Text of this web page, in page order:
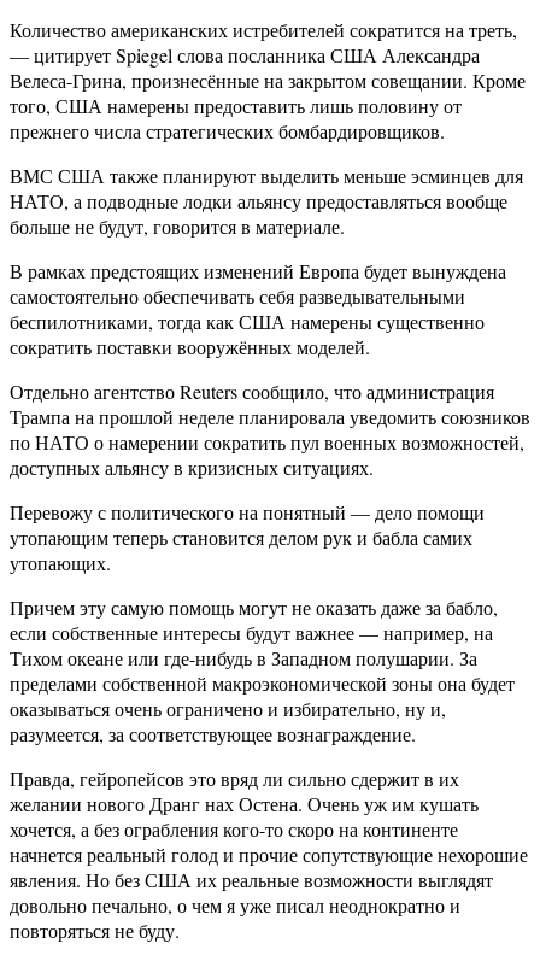
Количество американских истребителей сократится на треть,
— цитирует Spiegel слова посланника США Александра
Велеса-Грина, произнесённые на закрытом совещании. Кроме
того, США намерены предоставить лишь половину от
прежнего числа стратегических бомбардировщиков.
ВМС США также планируют выделить меньше эсминцев для
НАТО, а подводные лодки альянсу предоставляться вообще
больше не будут, говорится в материале.
В рамках предстоящих изменений Европа будет вынуждена
самостоятельно обеспечивать себя разведывательными
беспилотниками, тогда как США намерены существенно
сократить поставки вооружённых моделей.
Отдельно агентство Reuters сообщило, что администрация
Трампа на прошлой неделе планировала уведомить союзников
по НАТО о намерении сократить пул военных возможностей,
доступных альянсу в кризисных ситуациях.
Перевожу с политического на понятный — дело помощи
утопающим теперь становится делом рук и бабла самих
утопающих.
Причем эту самую помощь могут не оказать даже за бабло,
если собственные интересы будут важнее — например, на
Тихом океане или где-нибудь в Западном полушарии. За
пределами собственной макроэкономической зоны она будет
оказываться очень ограничено и избирательно, ну и,
разумеется, за соответствующее вознаграждение.
Правда, гейропейсов это вряд ли сильно сдержит в их
желании нового Дранг нах Остена. Очень уж им кушать
хочется, а без ограбления кого-то скоро на континенте
начнется реальный голод и прочие сопутствующие нехорошие
явления. Но без США их реальные возможности выглядят
довольно печально, о чем я уже писал неоднократно и
повторяться не буду.